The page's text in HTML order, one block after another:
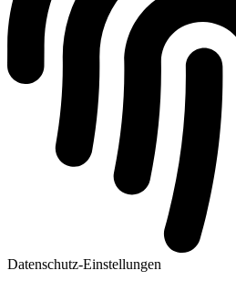
Datenschutz-Einstellungen